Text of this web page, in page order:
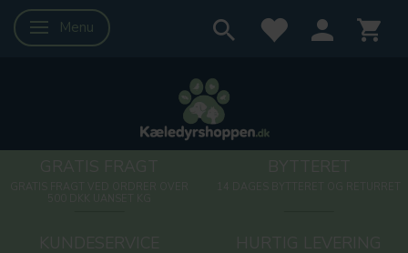
Skifte navigation
Menu